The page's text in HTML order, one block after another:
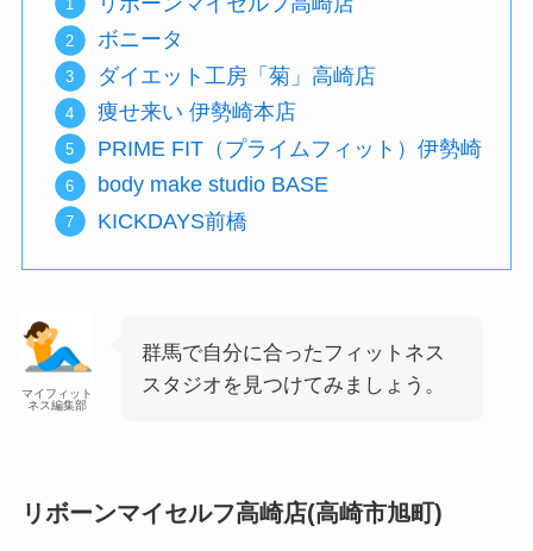
ボニータ
ダイエット工房「菊」高崎店
痩せ来い 伊勢崎本店
PRIME FIT（プライムフィット）伊勢崎
body make studio BASE
KICKDAYS前橋
マイフィット
ネス編集部
群馬で自分に合ったフィットネス
スタジオを見つけてみましょう。
リボーンマイセルフ高崎店(高崎市旭町)